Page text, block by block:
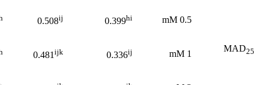
MAD25
0.5 mM
0.399hi
0.508ij
1 mM
0.336ij
0.481ijk